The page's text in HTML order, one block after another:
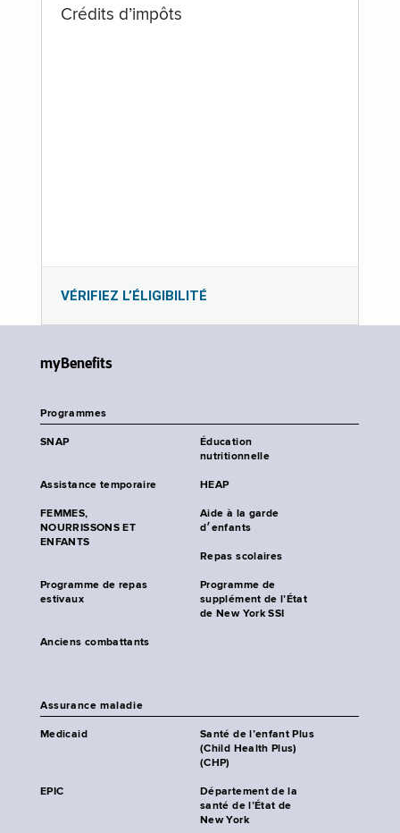
Crédits d’impôts
VÉRIFIEZ L’ÉLIGIBILITÉ
myBenefits
Programmes
SNAP
Éducation
nutritionnelle
Assistance temporaire HEAP
FEMMES,
NOURRISSONS ET
ENFANTS
Aide à la garde
d׳enfants
Repas scolaires
Programme de repas
estivaux
Programme de
supplément de l’État
de New York SSI
Anciens combattants
Assurance maladie
Medicaid
Santé de l’enfant Plus
(Child Health Plus)
(CHP)
EPIC
Département de la
santé de l’État de
New York